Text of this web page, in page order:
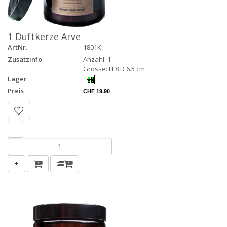
1 Duftkerze Arve
ArtNr.
1801K
Zusatzinfo
Anzahl: 1
Grösse: H 8 D 6.5 cm
Lager
Preis
CHF 19.90
-
+